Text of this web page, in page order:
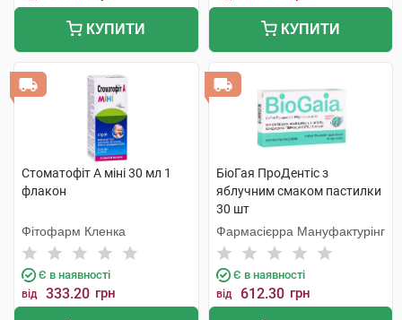
КУПИТИ КУПИТИ
Стоматофіт А міні 30 мл 1
флакон
Фітофарм Кленка
Є в наявності
від 333.20 грн
БіоГая ПроДентіс з
яблучним смаком пастилки
30 шт
Фармасієрра Мануфактурінг
Є в наявності
від 612.30 грн